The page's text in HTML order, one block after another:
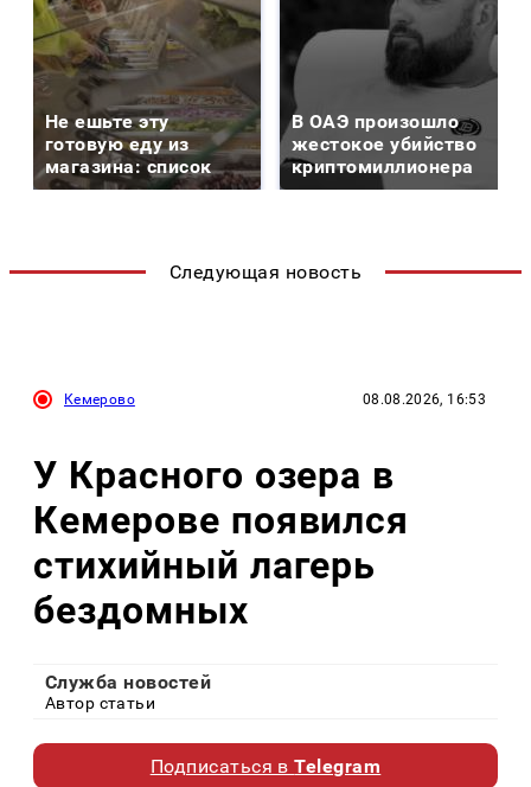
Не ешьте эту
готовую еду из
магазина: список
В ОАЭ произошло
жестокое убийство
криптомиллионера
Следующая новость
Кемерово 08.08.2026, 16:53
У Красного озера в
Кемерове появился
стихийный лагерь
бездомных
Служба новостей
Автор статьи
Подписаться вTelegram